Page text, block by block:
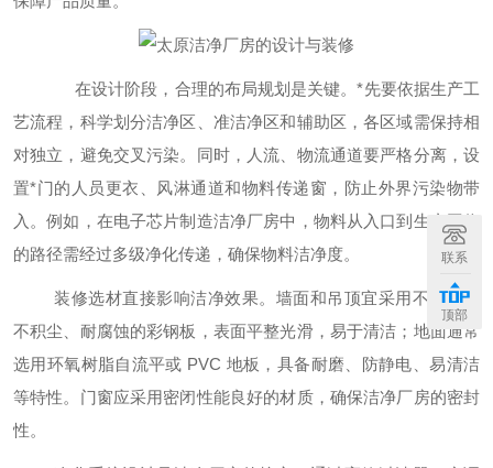
在设计阶段，合理的布局规划是关键。*先要依据生产工
艺流程，科学划分洁净区、准洁净区和辅助区，各区域需保持相
对独立，避免交叉污染。同时，人流、物流通道要严格分离，设
置*门的人员更衣、风淋通道和物料传递窗，防止外界污染物带
入。例如，在电子芯片制造洁净厂房中，物料从入口到生产工位
的路径需经过多级净化传递，确保物料洁净度。
装修选材直接影响洁净效果。墙面和吊顶宜采用不产尘、
不积尘、耐腐蚀的彩钢板，表面平整光滑，易于清洁；地面通常
选用环氧树脂自流平或 PVC 地板，具备耐磨、防静电、易清洁
等特性。门窗应采用密闭性能良好的材质，确保洁净厂房的密封
性。
联系
顶部